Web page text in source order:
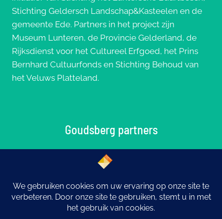
Stichting Geldersch Landschap&Kasteelen en de
gemeente Ede. Partners in het project zijn
Museum Lunteren, de Provincie Gelderland, de
Rijksdienst voor het Cultureel Erfgoed, het Prins
Bernhard Cultuurfonds en Stichting Behoud van
het Veluws Platteland.
Goudsberg partners